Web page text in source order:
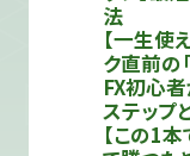
法
【一生使
ク直前の
FX初心
ステップ
【この1